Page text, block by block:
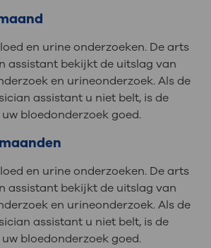
en urine onderzoeken. De arts
assistant bekijkt de uitslag van
en urineonderzoek. Als de
assistant u niet belt, is de
bloedonderzoek goed.
en urine onderzoeken. De arts
assistant bekijkt de uitslag van
en urineonderzoek. Als de
assistant u niet belt, is de
bloedonderzoek goed.